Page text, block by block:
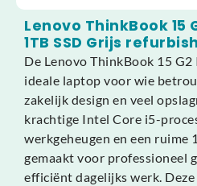
Lenovo ThinkBook 15
1TB SSD Grijs
De Lenovo ThinkBook 15
ideale laptop voor wie
zakelijk design en veel
krachtige Intel Core i5-
werkgeheugen en een ruime
gemaakt voor professioneel
efficiënt dagelijks werk.